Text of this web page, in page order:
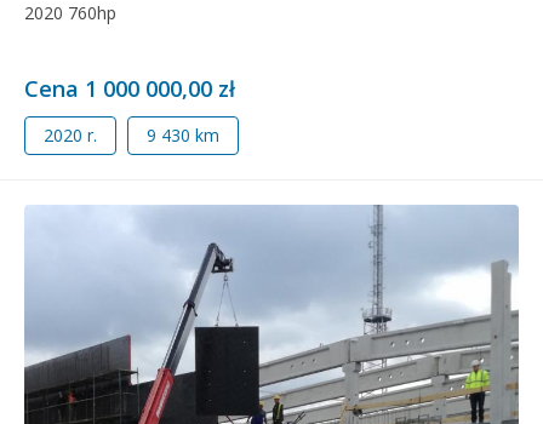
2020 760hp
Cena 1 000 000,00 zł
2020 r. 9 430 km